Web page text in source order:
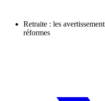
Retraite : les
réformes